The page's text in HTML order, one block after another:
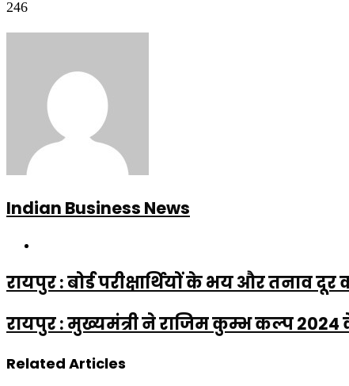
246
Indian Business News
रायपुर : बोर्ड परीक्षार्थियों के भय और
रायपुर : मुख्यमंत्री ने राजिम कुम्भ कल्प
Related Articles